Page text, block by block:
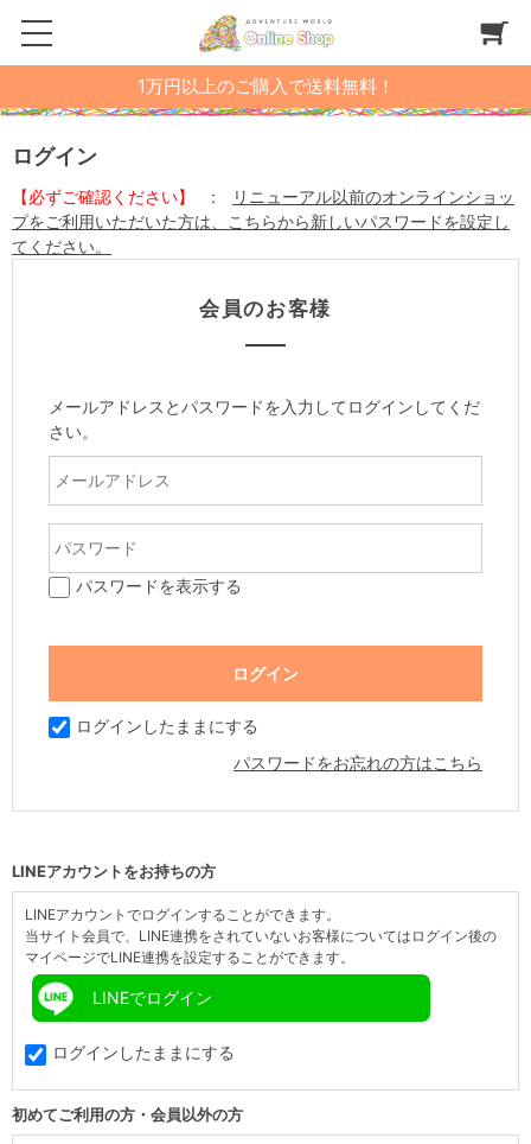
1万円以上のご購入で送料無料！
ログイン
【必ずご確認ください】 :
リニューアル以前のオンラインショッ
プをご利用いただいた方は、こちらから新しいパスワードを設定し
てください。
会員のお客様
メールアドレスとパスワードを入力してログインしてくだ
さい。
パスワードを表示する
ログインしたままにする
パスワードをお忘れの方はこちら
LINEアカウントをお持ちの方
LINEアカウントでログインすることができます。
当サイト会員で、LINE連携をされていないお客様についてはログイン後の
マイページでLINE連携を設定することができます。
LINEでログイン
ログインしたままにする
初めてご利用の方・会員以外の方